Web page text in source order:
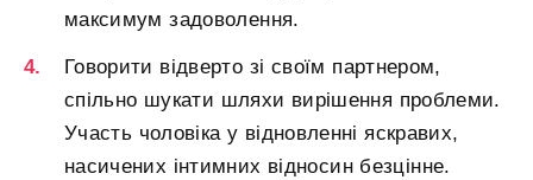
максимум задоволення.
Говорити відверто зі своїм партнером,
спільно шукати шляхи вирішення проблеми.
Участь чоловіка у відновленні яскравих,
насичених інтимних відносин безцінне.